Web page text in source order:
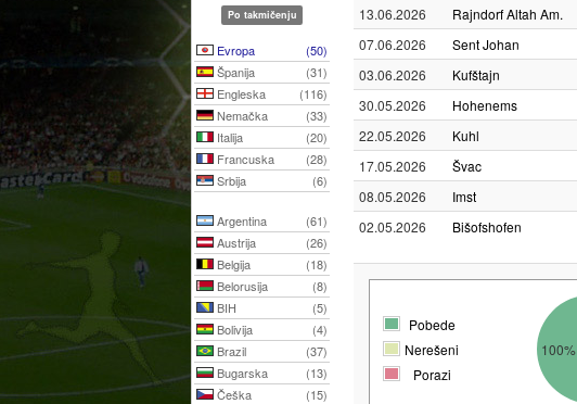
Po takmičenju
Evropa
(50)
Španija
(31)
Engleska
(116)
Nemačka
(33)
Italija
(20)
Francuska
(28)
Srbija
(6)
Argentina
(61)
Austrija
(26)
Belgija
(18)
Belorusija
(8)
BIH
(5)
Bolivija
(4)
Brazil
(37)
Bugarska
(13)
Češka
(15)
13.06.2026
Rajndorf Altah Am.
07.06.2026
Sent Johan
03.06.2026
Kufštajn
30.05.2026
Hohenems
22.05.2026
Kuhl
17.05.2026
Švac
08.05.2026
Imst
02.05.2026
Bišofshofen
Pobede
Nerešeni
Porazi
100%